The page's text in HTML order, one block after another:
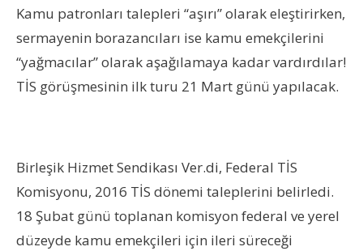
Kamu patronları talepleri “aşırı” olarak eleştirirken,
sermayenin borazancıları ise kamu emekçilerini
“yağmacılar” olarak aşağılamaya kadar vardırdılar!
TİS görüşmesinin ilk turu 21 Mart günü yapılacak.
Birleşik Hizmet Sendikası Ver.di, Federal TİS
Komisyonu, 2016 TİS dönemi taleplerini belirledi.
18 Şubat günü toplanan komisyon federal ve yerel
düzeyde kamu emekçileri için ileri süreceği